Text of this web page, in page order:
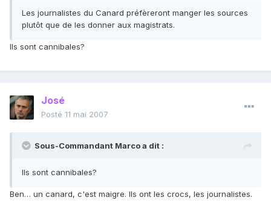
Les journalistes du Canard préfèreront manger les sources
plutôt que de les donner aux magistrats.
Ils sont cannibales?
José
Posté 11 mai 2007
Sous-Commandant Marco a dit :
Ils sont cannibales?
Ben… un canard, c'est maigre. Ils ont les crocs, les journalistes.